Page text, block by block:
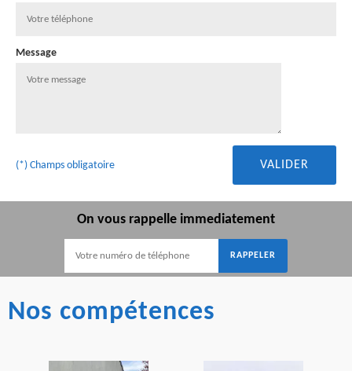
Message
(*) Champs obligatoire
On vous rappelle immediatement
Nos compétences